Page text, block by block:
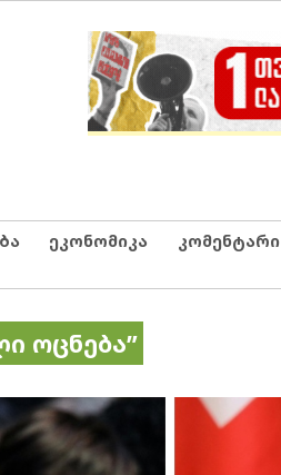
ეკონომიკა კომენტარი
ოცნება”